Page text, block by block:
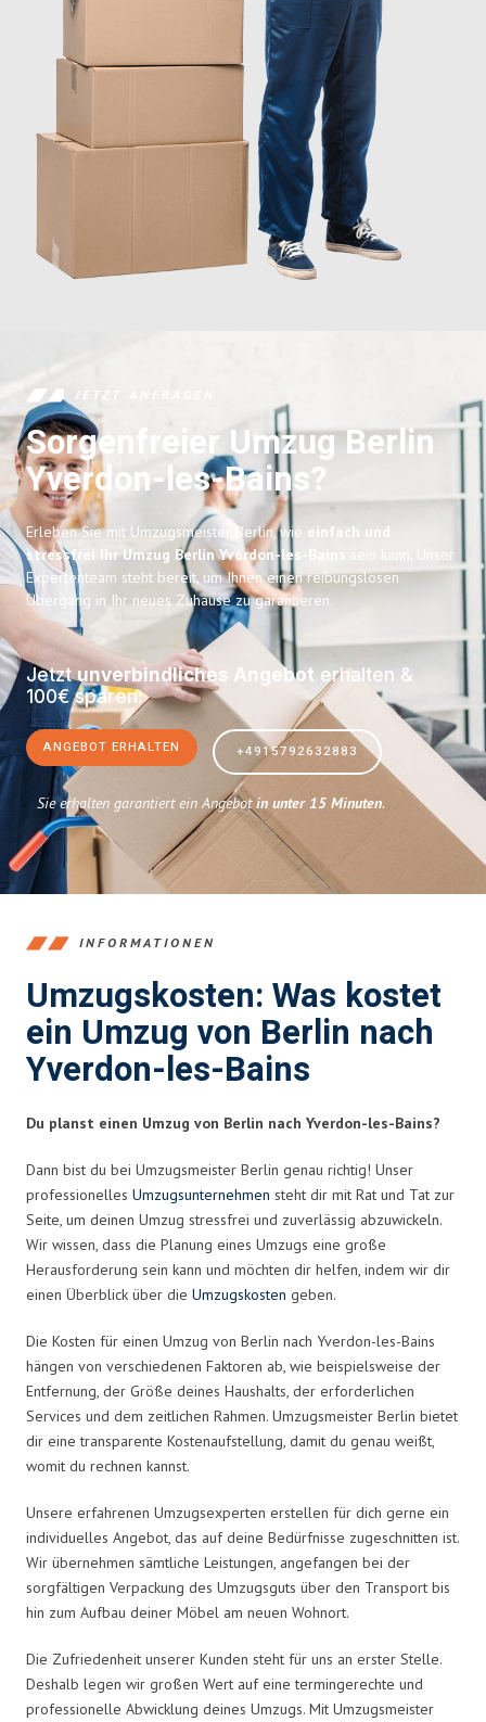
JETZT ANFRAGEN
Sorgenfreier Umzug Berlin
Yverdon-les-Bains?
Erleben Sie mit Umzugsmeister Berlin, wie einfach und
stressfrei Ihr Umzug Berlin Yverdon-les-Bains
sein kann. Unser
Expertenteam steht bereit, um Ihnen einen reibungslosen
Übergang in Ihr neues Zuhause zu garantieren.
Jetztunverbindliches Angebot erhalten &
100€ sparen:
ANGEBOT ERHALTEN +4915792632883
Sie erhalten garantiert ein Angebotin unter 15 Minuten.
INFORMATIONEN
Umzugskosten: Was kostet
ein Umzug von Berlin nach
Yverdon-les-Bains
Du planst einen Umzug von Berlin nach Yverdon-les-Bains?
Dann bist du bei Umzugsmeister Berlin genau richtig! Unser
professionelles Umzugsunternehmen steht dir mit Rat und Tat zur
Seite, um deinen Umzug stressfrei und zuverlässig abzuwickeln.
Wir wissen, dass die Planung eines Umzugs eine große
Herausforderung sein kann und möchten dir helfen, indem wir dir
einen Überblick über die Umzugskosten geben.
Die Kosten für einen Umzug von Berlin nach Yverdon-les-Bains
hängen von verschiedenen Faktoren ab, wie beispielsweise der
Entfernung, der Größe deines Haushalts, der erforderlichen
Services und dem zeitlichen Rahmen. Umzugsmeister Berlin bietet
dir eine transparente Kostenaufstellung, damit du genau weißt,
womit du rechnen kannst.
Unsere erfahrenen Umzugsexperten erstellen für dich gerne ein
individuelles Angebot, das auf deine Bedürfnisse zugeschnitten ist.
Wir übernehmen sämtliche Leistungen, angefangen bei der
sorgfältigen Verpackung des Umzugsguts über den Transport bis
hin zum Aufbau deiner Möbel am neuen Wohnort.
Die Zufriedenheit unserer Kunden steht für uns an erster Stelle.
Deshalb legen wir großen Wert auf eine termingerechte und
professionelle Abwicklung deines Umzugs. Mit Umzugsmeister